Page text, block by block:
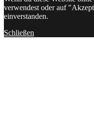
verwendest oder auf
einverstanden.
Schließen